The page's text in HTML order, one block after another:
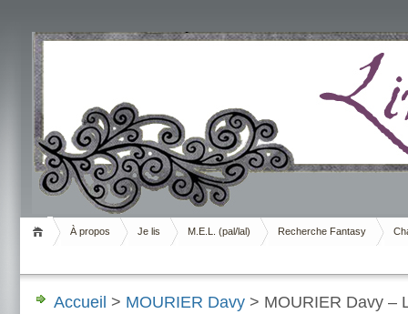
Livrement
À propos Je lis M.E.L. (pal/lal) Recherche Fantasy
Accueil > MOURIER Davy > MOURIER Davy –